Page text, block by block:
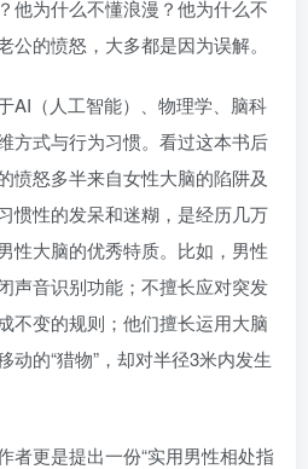
他为什么不懂浪漫？他为什么不
的愤怒，大多都是因为误解。
AI（人工智能）、物理学、脑科
方式与行为习惯。看过这本书后
愤怒多半来自女性大脑的陷阱及
惯性的发呆和迷糊，是经历几万
性大脑的优秀特质。比如，男性
声音识别功能；不擅长应对突发
不变的规则；他们擅长运用大脑
动的“猎物”，却对半径3米内发生
者更是提出一份“实用男性相处指